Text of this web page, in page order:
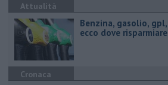
Attualità
​Benzina, gasolio, gpl,
ecco dove risparmiare
Cronaca